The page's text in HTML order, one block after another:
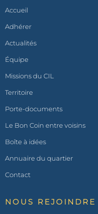
Accueil
Adhérer
Actualités
Équipe
Missions du CIL
Territoire
Porte-documents
Le Bon Coin entre voisins
Boîte à idées
Annuaire du quartier
Contact
NOUS